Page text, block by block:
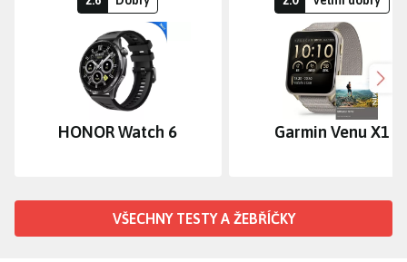
HONOR Watch 6 Garmin Venu X1
VŠECHNY TESTY A ŽEBŘÍČKY